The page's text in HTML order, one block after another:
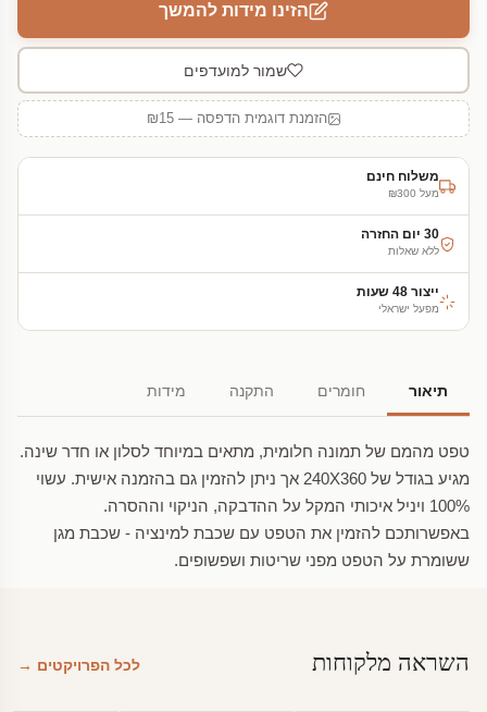
הזינו מידות להמשך
שמור למועדפים
הזמנת דוגמית הדפסה — ₪15
משלוח חינם
מעל ₪300
30 יום החזרה
ללא שאלות
ייצור 48 שעות
מפעל ישראלי
תיאור חומרים התקנה מידות
טפט מהמם של תמונה חלומית, מתאים במיוחד לסלון או חדר שינה.
מגיע בגודל של 240X360 אך ניתן להזמין גם בהזמנה אישית. עשוי
100% ויניל איכותי המקל על ההדבקה, הניקוי וההסרה.
באפשרותכם להזמין את הטפט עם שכבת למינציה - שכבת מגן
ששומרת על הטפט מפני שריטות ושפשופים.
השראה מלקוחות לכל הפרויקטים →